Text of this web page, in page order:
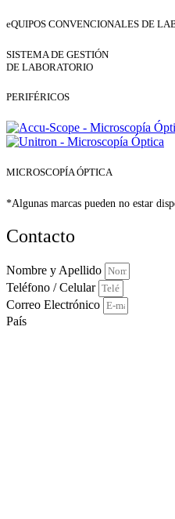
eQUIPOS CONVENCIONALES DE
SISTEMA DE GESTIÓN
DE LABORATORIO
PERIFÉRICOS
MICROSCOPÍA ÓPTICA
*Algunas marcas pueden no estar
Contacto
Nombre y Apellido
Teléfono / Celular
Correo Electrónico
País